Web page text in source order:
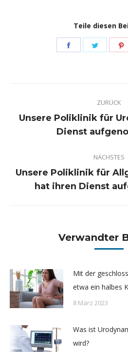
Teile diesen
Share
Share
ZURÜCK
Unsere Poliklinik für
Dienst
NÄCHSTES
Unsere Poliklinik für
hat ihren Dienst
Verwandter
Mit der
etwa ein halbes
8 März 2023
Was ist
wird?